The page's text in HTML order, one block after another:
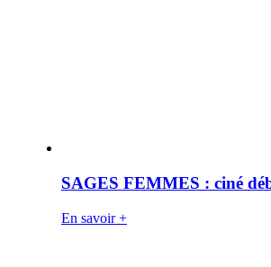
SAGES FEMMES : ciné
En savoir +